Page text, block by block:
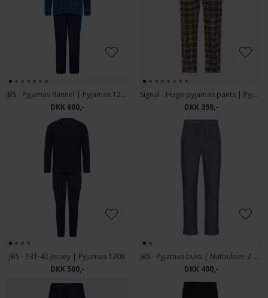
JBS - Pyjamas flannel | Pyjamas 1299
DKK 600,-
Signal - Hugo pyjamas pants | Pyjamasbuks Grøn
DKK 350,-
JBS - 131-42 Jersey | Pyjamas 1208
DKK 500,-
JBS - Pyjamas buks | Natbukser 2 Navy
DKK 400,-